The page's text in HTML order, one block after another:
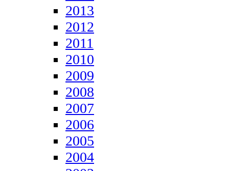
2013
2012
2011
2010
2009
2008
2007
2006
2005
2004